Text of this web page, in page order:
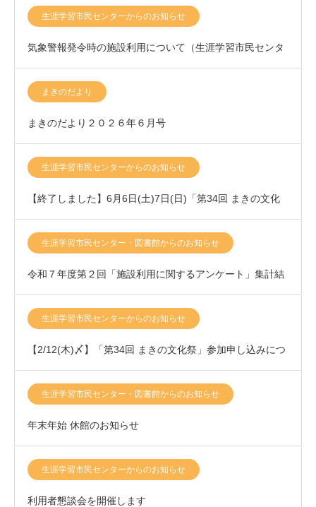
生涯学習市民センターからのお知らせ
気象警報発令時の施設利用について（生涯学習市民センタ
ー）まきのだより
まきのだより２０２６年６月号
生涯学習市民センターからのお知らせ
【終了しました】6月6日(土)7日(日)「第34回 まきの文化
祭」開催いたします！
生涯学習市民センター・図書館からのお知らせ
令和７年度第２回「施設利用に関するアンケート」集計結
果について
生涯学習市民センターからのお知らせ
【2/12(木)〆】「第34回 まきの文化祭」参加申し込みにつ
きまして
生涯学習市民センター・図書館からのお知らせ
年末年始 休館のお知らせ
生涯学習市民センターからのお知らせ
利用者懇談会を開催します